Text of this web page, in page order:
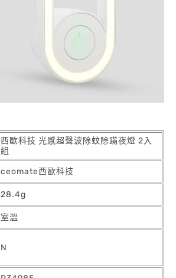
西歐科技 光感超聲波除蚊除蹣夜燈 2入
組
ceomate西歐科技
28.4g
室溫
N